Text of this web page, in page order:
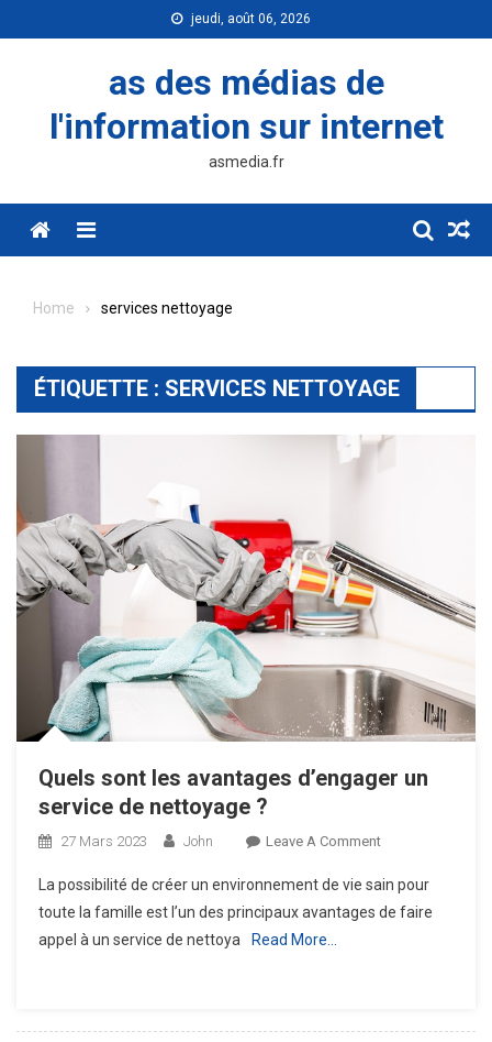
to
jeudi, août 06, 2026
as des médias de
l'information sur internet
asmedia.fr
Menu
Home services nettoyage
ÉTIQUETTE : SERVICES NETTOYAGE
Quels sont les avantages d’engager un
service de nettoyage ?
27 Mars 2023 John Leave A CommentOn
Sont
Les
La possibilité de créer un environnement de vie sain pour
toute la famille est l’un des principaux avantages de faire
appel à un service de nettoya
Read More…